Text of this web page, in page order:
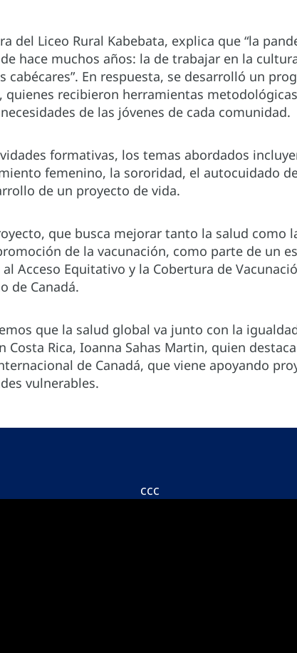
del Liceo Rural Kabebata, explica que “la
hace muchos años: la de trabajar en la
cabécares”. En respuesta, se desarrolló un
quienes recibieron herramientas
de las jóvenes de cada comunidad.
formativas, los temas abordados
femenino, la sororidad, el autocuidado
de un proyecto de vida.
que busca mejorar tanto la salud como
de la vacunación, como parte de un
Acceso Equitativo y la Cobertura de
de Canadá.
que la salud global va junto con la
Costa Rica, Ioanna Sahas Martin, quien
de Canadá, que viene apoyando
vulnerables.
ccc